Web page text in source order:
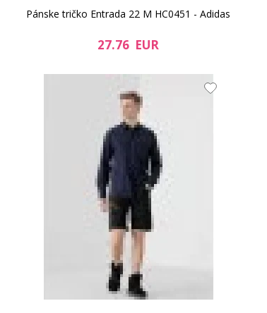
Pánske tričko Entrada 22 M HC0451 - Adidas
27.76 EUR